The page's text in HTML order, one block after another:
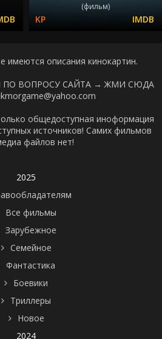
(фильм)
имеются описания кинокартин.
ВОПРОСУ САЙТА → ЖМИ СЮДА
общедоступная иноформация
источников! Самих фильмов
файлов нет!
2025
Все фильмы
Зарубежное
Семейное
Фантастика
Боевики
Триллеры
Новое
2024